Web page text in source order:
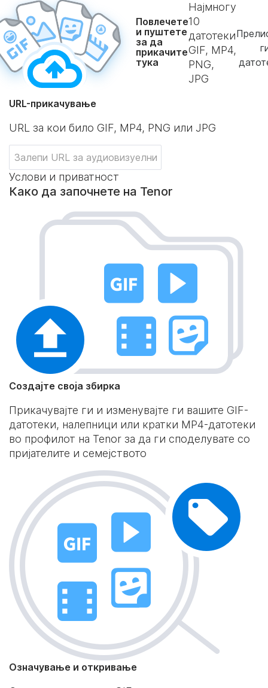
Повлечете
и пуштете
за да
прикачите
тука
Најмногу
10
датотеки
GIF, MP4,
PNG,
JPG
URL-прикачување
URL за кои било GIF, MP4, PNG или JPG
Услови и приватност
Како да започнете на Tenor
Создајте своја збирка
Прикачувајте ги и изменувајте ги вашите GIF-
датотеки, налепници или кратки MP4-датотеки
во профилот на Tenor за да ги споделувате со
пријателите и семејството
Означување и откривање